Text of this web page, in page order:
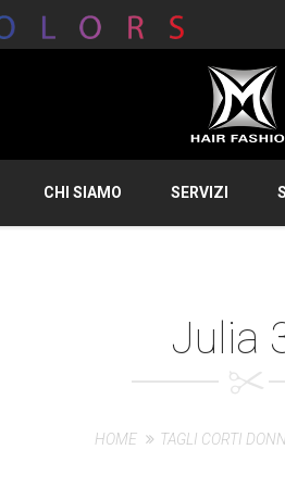
CHI SIAMO SERVIZI
Julia
HOME TAGLI CORTI